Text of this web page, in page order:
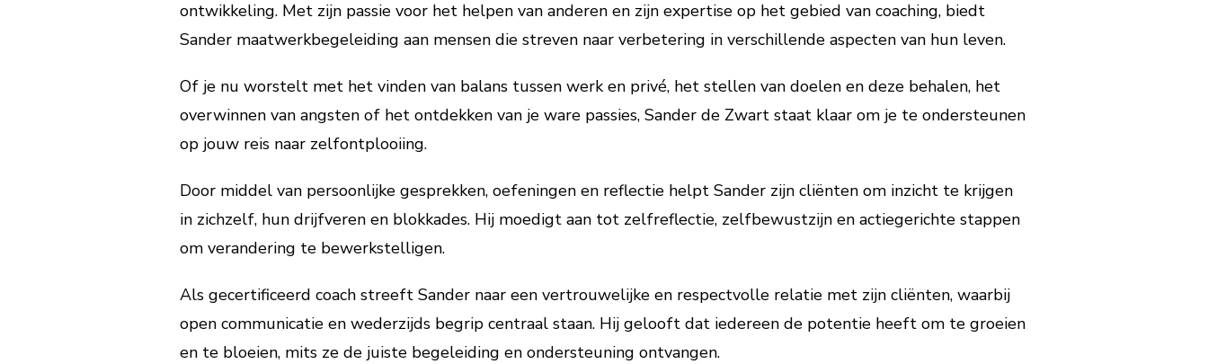
ontwikkeling. Met zijn passie voor het helpen van anderen en zijn expertise op het gebied van coaching, biedt
Sander maatwerkbegeleiding aan mensen die streven naar verbetering in verschillende aspecten van hun leven.
Of je nu worstelt met het vinden van balans tussen werk en privé, het stellen van doelen en deze behalen, het
overwinnen van angsten of het ontdekken van je ware passies, Sander de Zwart staat klaar om je te ondersteunen
op jouw reis naar zelfontplooiing.
Door middel van persoonlijke gesprekken, oefeningen en reflectie helpt Sander zijn cliënten om inzicht te krijgen
in zichzelf, hun drijfveren en blokkades. Hij moedigt aan tot zelfreflectie, zelfbewustzijn en actiegerichte stappen
om verandering te bewerkstelligen.
Als gecertificeerd coach streeft Sander naar een vertrouwelijke en respectvolle relatie met zijn cliënten, waarbij
open communicatie en wederzijds begrip centraal staan. Hij gelooft dat iedereen de potentie heeft om te groeien
en te bloeien, mits ze de juiste begeleiding en ondersteuning ontvangen.